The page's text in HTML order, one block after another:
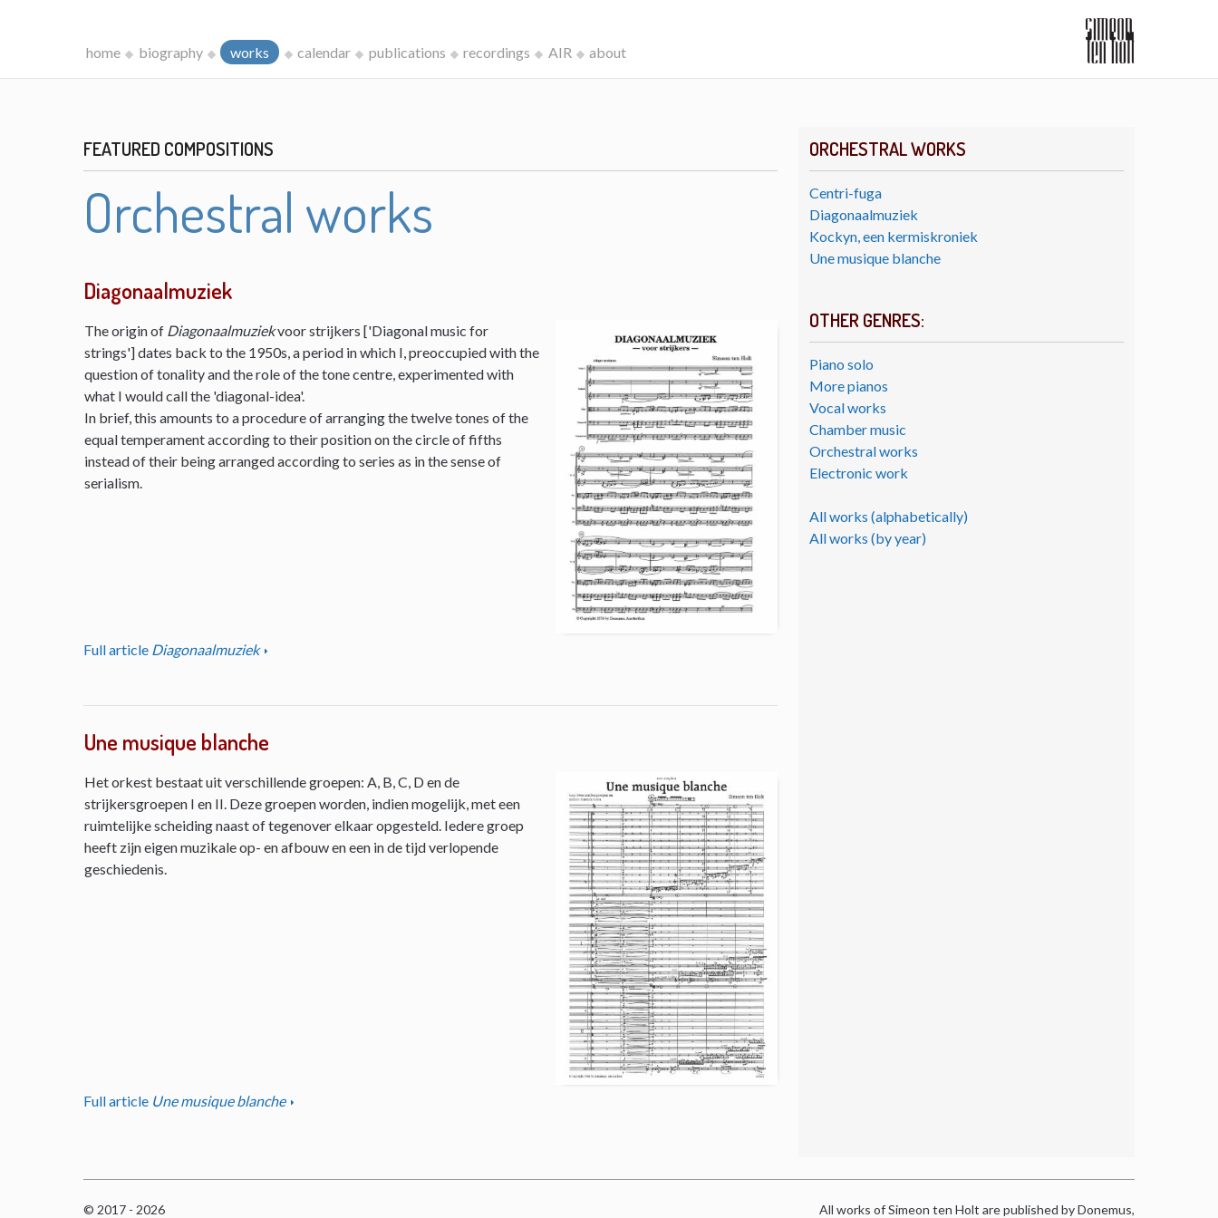
home biography works calendar publications recordings AIR about
ORCHESTRAL WORKS
Centri-fuga
Diagonaalmuziek
Kockyn, een kermiskroniek
Une musique blanche
OTHER GENRES:
Piano solo
More pianos
Vocal works
Chamber music
Orchestral works
Electronic work
All works (alphabetically)
All works (by year)
FEATURED COMPOSITIONS
Orchestral works
Diagonaalmuziek
The origin of Diagonaalmuziekvoor strijkers ['Diagonal music for
strings'] dates back to the 1950s, a period in which I, preoccupied with the
question of tonality and the role of the tone centre, experimented with
what I would call the 'diagonal-idea'.
In brief, this amounts to a procedure of arranging the twelve tones of the
equal temperament according to their position on the circle of fifths
instead of their being arranged according to series as in the sense of
serialism.
Full article Diagonaalmuziek
Une musique blanche
Het orkest bestaat uit verschillende groepen: A, B, C, D en de
strijkersgroepen I en II. Deze groepen worden, indien mogelijk, met een
ruimtelijke scheiding naast of tegenover elkaar opgesteld. Iedere groep
heeft zijn eigen muzikale op- en afbouw en een in de tijd verlopende
geschiedenis.
Full article Une musique blanche
© 2017 - 2026 All works of Simeon ten Holt are published by Donemus,